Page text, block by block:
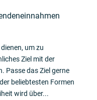
um zu
Ziel mit der
Passe das Ziel gerne
beliebtesten Formen
wird über...